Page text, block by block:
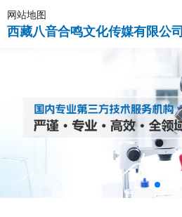
网站地图
西藏八音合鸣文化传媒有限公司